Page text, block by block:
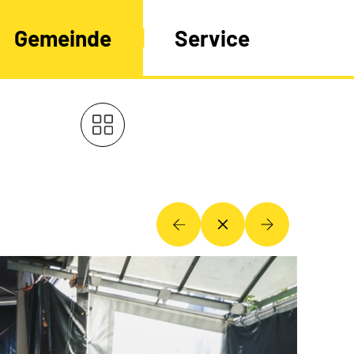
Gemeinde Service